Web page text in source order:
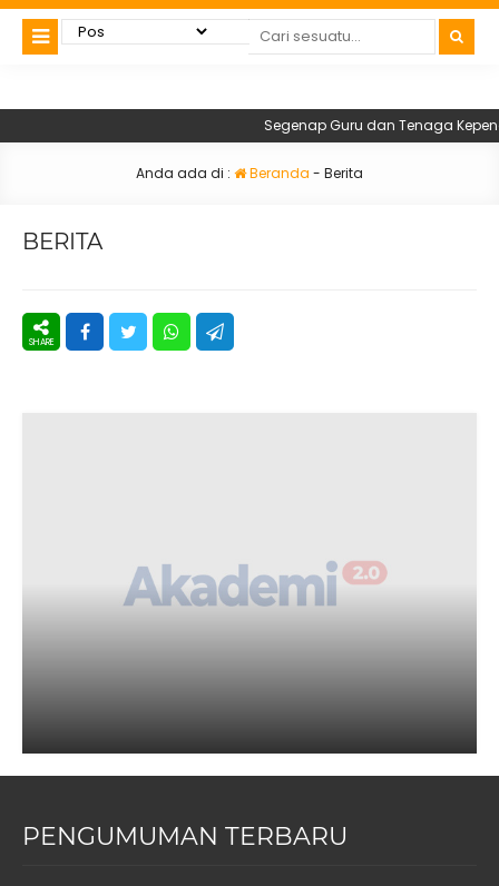
Segenap Guru dan Tenaga
Anda ada di : Beranda - Berita
BERITA
PENGUMUMAN TERBARU